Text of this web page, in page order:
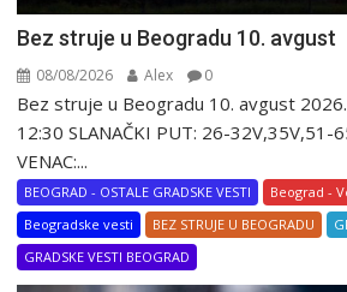
Bez struje u Beogradu 10. avgust
08/08/2026 Alex 0
Bez struje u Beogradu 10. avgust
12:30 SLANAČKI PUT: 26-32V,35V,51-
VENAC:...
BEOGRAD - OSTALE GRADSKE VESTI
Beograd -
Beogradske vesti
BEZ STRUJE U BEOGRADU
GRADSKE VESTI BEOGRAD